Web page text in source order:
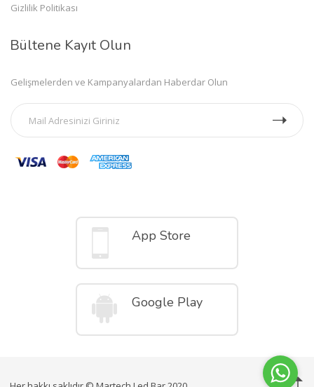
Gizlilik Politikası
Bültene Kayıt Olun
Gelişmelerden ve Kampanyalardan Haberdar Olun
App Store
Google Play